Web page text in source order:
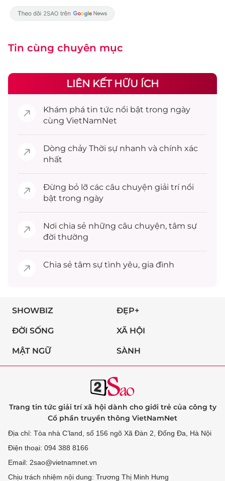
Tin cùng chuyên mục
LIÊN KẾT HỮU ÍCH
Khám phá tin tức nổi bật trong ngày
cùng VietNamNet
Dòng chảy Thời sự nhanh và chính xác
nhất
Đừng bỏ lỡ các câu chuyện giải trínổi
bật trong ngày
Nơi chia sẻ những câu chuyện, tâm sự
đời thường
Chia sẻ tâm sự tình yêu, gia đình
SHOWBIZ ĐẸP+
ĐỜI SỐNG XÃ HỘI
MẬT NGỮ SÀNH
Trang tin tức giải trí xã hội dành cho giới trẻ của công ty
Cổ phần truyền thông VietNamNet
Địa chỉ: Tòa nhà C’land, số 156 ngõ Xã Đàn 2, Đống Đa, Hà Nội
Điện thoại: 094 388 8166
Email: 2sao@vietnamnet.vn
Chịu trách nhiệm nội dung: Trương Thị Minh Hưng